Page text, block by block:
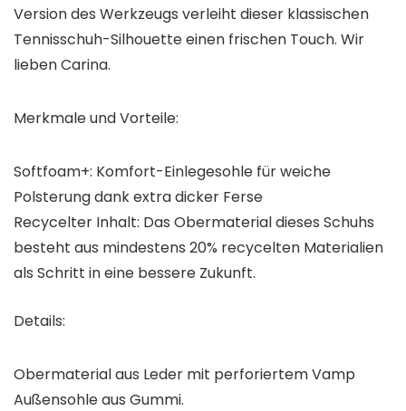
Version des Werkzeugs verleiht dieser klassischen
Tennisschuh-Silhouette einen frischen Touch. Wir
lieben Carina.
Merkmale und Vorteile:
Softfoam+: Komfort-Einlegesohle für weiche
Polsterung dank extra dicker Ferse
Recycelter Inhalt: Das Obermaterial dieses Schuhs
besteht aus mindestens 20% recycelten Materialien
als Schritt in eine bessere Zukunft.
Details:
Obermaterial aus Leder mit perforiertem Vamp
Außensohle aus Gummi.